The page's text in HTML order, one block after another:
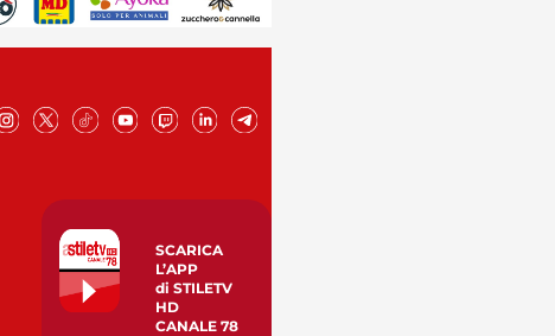
SCARICA
L’APP
di STILETV
HD
CANALE 78